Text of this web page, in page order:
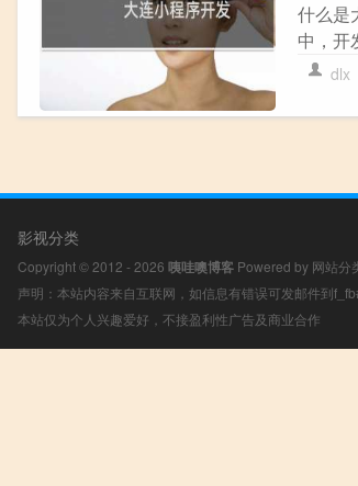
什么是
中，开
dlx
影视分类
Copyright © 2012 - 2026 咦哇噢博客 Powered by 网站分
声明：本站内容来自互联网，如信息有错误可发邮件到
本站仅为个人兴趣爱好，不接盈利性广告及商业合作